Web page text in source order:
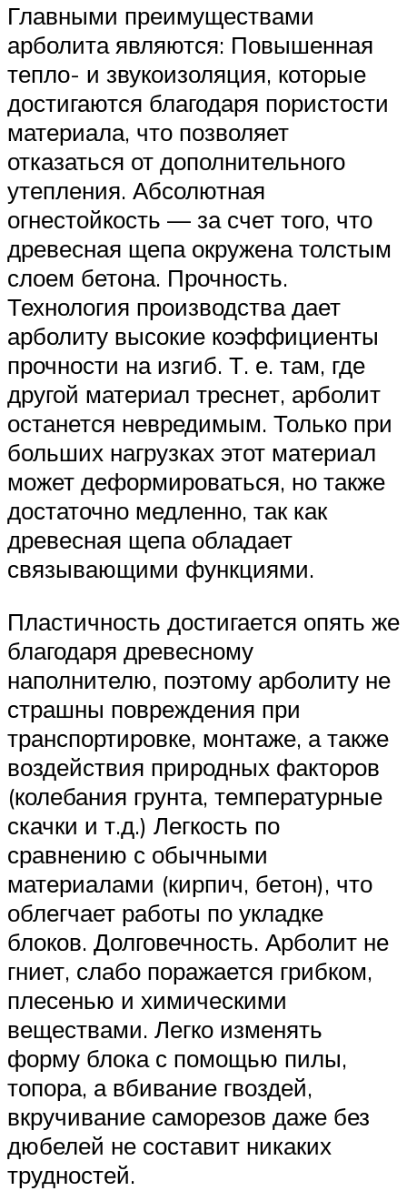
Главными преимуществами
арболита являются: Повышенная
тепло- и звукоизоляция, которые
достигаются благодаря пористости
материала, что позволяет
отказаться от дополнительного
утепления. Абсолютная
огнестойкость — за счет того, что
древесная щепа окружена толстым
слоем бетона. Прочность.
Технология производства дает
арболиту высокие коэффициенты
прочности на изгиб. Т. е. там, где
другой материал треснет, арболит
останется невредимым. Только при
больших нагрузках этот материал
может деформироваться, но также
достаточно медленно, так как
древесная щепа обладает
связывающими функциями.
Пластичность достигается опять же
благодаря древесному
наполнителю, поэтому арболиту не
страшны повреждения при
транспортировке, монтаже, а также
воздействия природных факторов
(колебания грунта, температурные
скачки и т.д.) Легкость по
сравнению с обычными
материалами (кирпич, бетон), что
облегчает работы по укладке
блоков. Долговечность. Арболит не
гниет, слабо поражается грибком,
плесенью и химическими
веществами. Легко изменять
форму блока с помощью пилы,
топора, а вбивание гвоздей,
вкручивание саморезов даже без
дюбелей не составит никаких
трудностей.